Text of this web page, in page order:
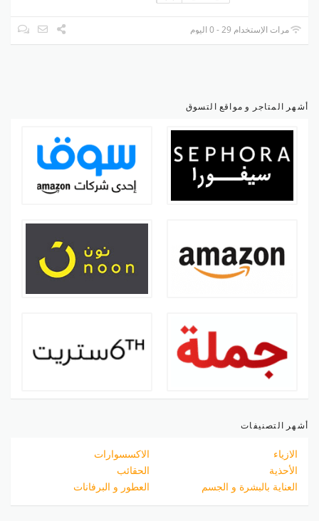
مرات الإستخدام 29 - 0 اليوم
أشهر المتاجر و مواقع التسوق
أشهر التصنيفات
الازياء
الاكسسوارات
الأحذية
الحقائب
العناية بالبشرة و الجسم
العطور و البرفانات